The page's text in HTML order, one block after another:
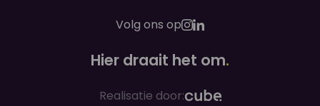
Volg ons op
Hier draait het om.
Realisatie door: